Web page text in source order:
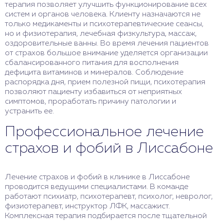
терапия позволяет улучшить функционирование всех
систем и органов человека. Клиенту назначаются не
только медикаменты и психотерапевтические сеансы,
но и физиотерапия, лечебная физкультура, массаж,
оздоровительные ванны. Во время лечения пациентов
от страхов большое внимание уделяется организации
сбалансированного питания для восполнения
дефицита витаминов и минералов. Соблюдение
распорядка дня, прием полезной пищи, психотерапия
позволяют пациенту избавиться от неприятных
симптомов, проработать причину патологии и
устранить ее.
Профессиональное лечение
страхов и фобий в Лиссабоне
Лечение страхов и фобий в клинике в Лиссабоне
проводится ведущими специалистами. В команде
работают психиатр, психотерапевт, психолог, невролог,
физиотерапевт, инструктор ЛФК, массажист.
Комплексная терапия подбирается после тщательной